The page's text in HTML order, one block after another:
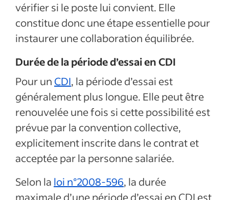
vérifier si le poste lui convient. Elle
constitue donc une étape essentielle pour
instaurer une collaboration équilibrée.
Durée de la période d’essai en CDI
Pour un CDI, la période d’essai est
généralement plus longue. Elle peut être
renouvelée une fois si cette possibilité est
prévue par la convention collective,
explicitement inscrite dans le contrat et
acceptée par la personne salariée.
Selon la loi n°2008-596, la durée
maximale d’une période d’essai en CDI est